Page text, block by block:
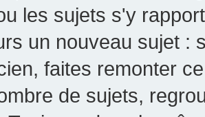
les sujets s'y
un nouveau sujet :
faites remonter
de sujets,